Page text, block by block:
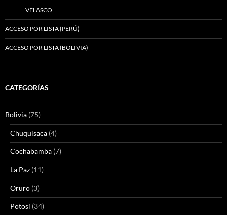
VELASCO
ACCESO POR LISTA (PERÚ)
ACCESO POR LISTA (BOLIVIA)
CATEGORÍAS
Bolivia (75)
Chuquisaca (4)
Cochabamba (7)
La Paz (11)
Oruro (3)
Potosí (34)